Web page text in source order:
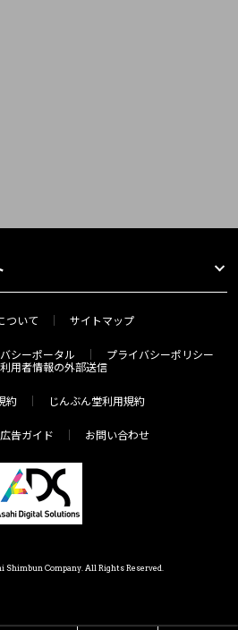
ついて サイトマップ
シーポータル
プライバシーポリシー
利用者情報の外部送信
約 じんぶん堂利用規約
広告ガイド お問い合わせ
Shimbun Company. All Rights Reserved.